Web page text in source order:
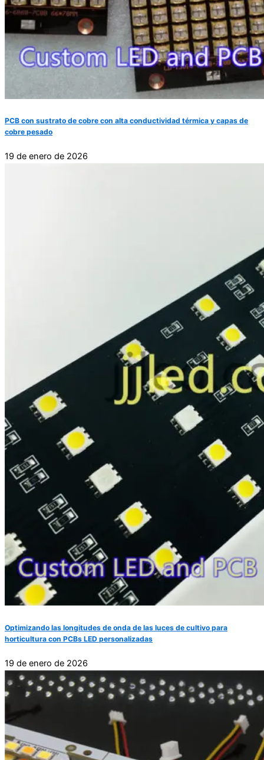
PCB con sustrato de cobre con alta conductividad térmica y capas de
cobre pesado
19 de enero de 2026
Optimizando las longitudes de onda de las luces de cultivo para
horticultura con PCBs LED personalizadas
19 de enero de 2026